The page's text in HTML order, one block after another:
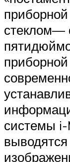
стеклом—
системы i-
выводятся